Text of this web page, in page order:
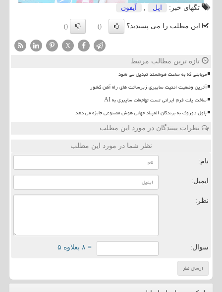
تگهای خبر: اپل آیفون
این مطلب را می پسندید؟ ()
()
X
تازه ترین مطالب مرتبط
موبایلی که به ساعت هوشمند تبدیل می شود
آخرین وضعیت امنیت سایبری زیرساخت های راه آهن کشور
ساخت پلت فرم ایرانی تست تهاجمات سایبری به AI
پاول دوروف به برندگان المپیاد جهانی هوش مصنوعی جایزه می دهد
نظرات بینندگان در مورد این مطلب
نظر شما در مورد این مطلب
نام:
ایمیل:
نظر:
سوال: = ۸ بعلاوه ۵